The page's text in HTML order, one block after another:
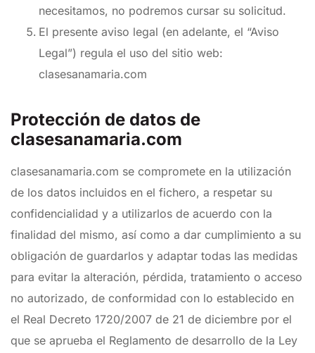
necesitamos, no podremos cursar su solicitud.
El presente aviso legal (en adelante, el “Aviso
Legal”) regula el uso del sitio web:
clasesanamaria.com
Protección de datos de
clasesanamaria.com
clasesanamaria.com se compromete en la utilización
de los datos incluidos en el fichero, a respetar su
confidencialidad y a utilizarlos de acuerdo con la
finalidad del mismo, así como a dar cumplimiento a su
obligación de guardarlos y adaptar todas las medidas
para evitar la alteración, pérdida, tratamiento o acceso
no autorizado, de conformidad con lo establecido en
el Real Decreto 1720/2007 de 21 de diciembre por el
que se aprueba el Reglamento de desarrollo de la Ley